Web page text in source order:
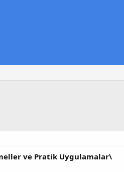
ve Pratik Uygulamalar\